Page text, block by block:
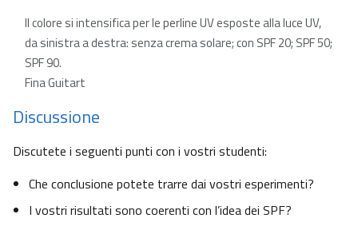
Il colore si intensifica per le perline UV esposte alla luce UV,
da sinistra a destra: senza crema solare; con SPF 20; SPF 50;
SPF 90.
Fina Guitart
Discussione
Discutete i seguenti punti con i vostri studenti:
Che conclusione potete trarre dai vostri esperimenti?
I vostri risultati sono coerenti con l’idea dei SPF?